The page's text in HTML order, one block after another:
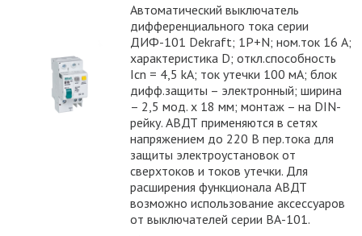
Автоматический выключатель
дифференциального тока серии
ДИФ-101 Dekraft; 1P+N; ном.ток 16 А;
характеристика D; откл.способность
Icn = 4,5 kA; ток утечки 100 мА; блок
дифф.защиты – электронный; ширина
– 2,5 мод. х 18 мм; монтаж – на DIN-
рейку. АВДТ применяются в сетях
напряжением до 220 В пер.тока для
защиты электроустановок от
сверхтоков и токов утечки. Для
расширения функционала АВДТ
возможно использование аксессуаров
от выключателей серии ВА-101.